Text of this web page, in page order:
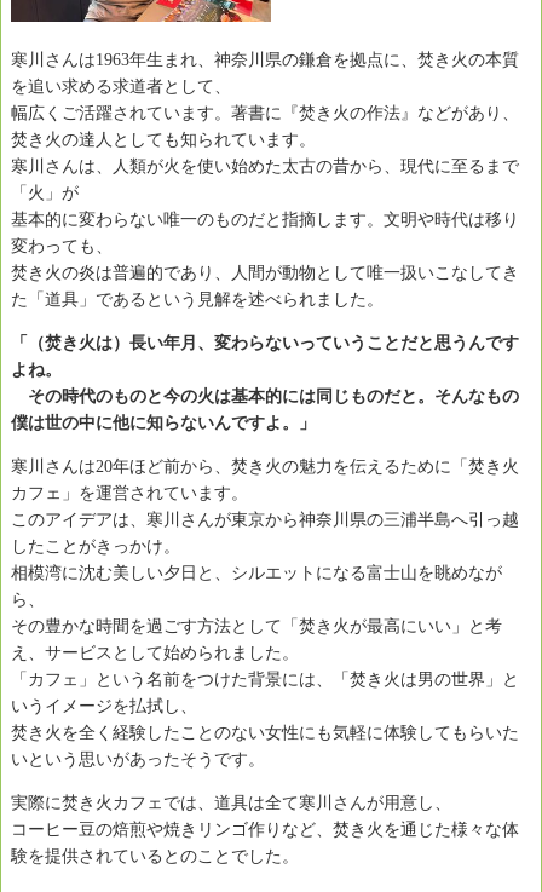
寒川さんは1963年生まれ、神奈川県の鎌倉を拠点に、焚き火の本質
を追い求める求道者として、
幅広くご活躍されています。著書に『焚き火の作法』などがあり、
焚き火の達人としても知られています。
寒川さんは、人類が火を使い始めた太古の昔から、現代に至るまで
「火」が
基本的に変わらない唯一のものだと指摘します。文明や時代は移り
変わっても、
焚き火の炎は普遍的であり、人間が動物として唯一扱いこなしてき
た「道具」であるという見解を述べられました。
「（焚き火は）長い年月、変わらないっていうことだと思うんです
よね。
その時代のものと今の火は基本的には同じものだと。そんなもの
僕は世の中に他に知らないんですよ。」
寒川さんは20年ほど前から、焚き火の魅力を伝えるために「焚き火
カフェ」を運営されています。
このアイデアは、寒川さんが東京から神奈川県の三浦半島へ引っ越
したことがきっかけ。
相模湾に沈む美しい夕日と、シルエットになる富士山を眺めなが
ら、
その豊かな時間を過ごす方法として「焚き火が最高にいい」と考
え、サービスとして始められました。
「カフェ」という名前をつけた背景には、「焚き火は男の世界」と
いうイメージを払拭し、
焚き火を全く経験したことのない女性にも気軽に体験してもらいた
いという思いがあったそうです。
実際に焚き火カフェでは、道具は全て寒川さんが用意し、
コーヒー豆の焙煎や焼きリンゴ作りなど、焚き火を通じた様々な体
験を提供されているとのことでした。